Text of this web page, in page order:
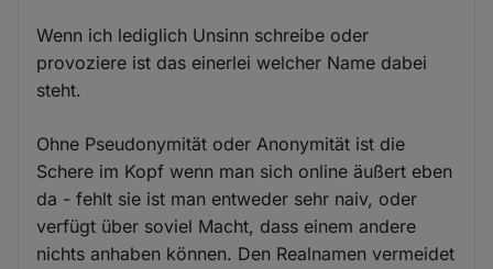
Wenn ich lediglich Unsinn schreibe oder
provoziere ist das einerlei welcher Name dabei
steht.
Ohne Pseudonymität oder Anonymität ist die
Schere im Kopf wenn man sich online äußert eben
da - fehlt sie ist man entweder sehr naiv, oder
verfügt über soviel Macht, dass einem andere
nichts anhaben können. Den Realnamen vermeidet